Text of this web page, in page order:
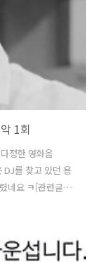
많이 들려주신
1회
정한 영화음
DJ를 찾고 있던 용
네요 ㅋ[관련글
장초영 선생님
선에서 하겠다
라는 생각이 듭